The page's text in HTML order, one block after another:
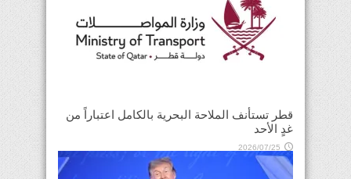
قطر تستأنف الملاحة البحرية بالكامل اعتباراً من
غدٍ الأحد
2026/07/25